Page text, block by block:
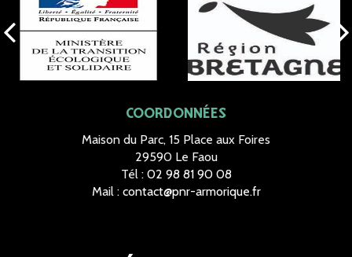
COORDONNÉES
Maison du Parc, 15 Place aux Foires
29590 Le Faou
Tél : 02 98 81 90 08
Mail : contact@pnr-armorique.fr